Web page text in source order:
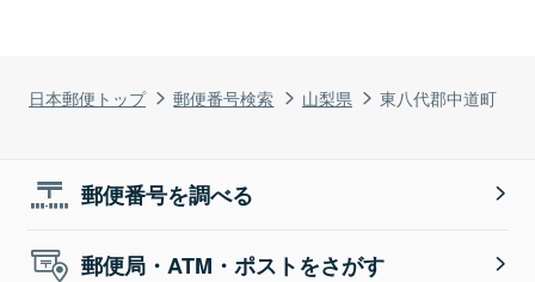
日本郵便トップ 郵便番号検索 山梨県 東八代郡中道町
郵便番号を調べる
郵便局・ATM・ポストをさがす